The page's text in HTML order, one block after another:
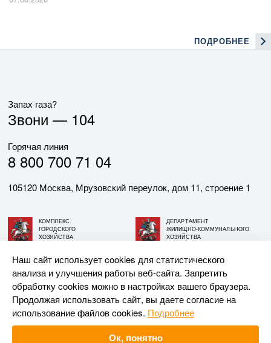
ПОДРОБНЕЕ
Запах газа?
Звони — 104
Горячая линия
8 800 700 71 04
105120 Москва, Мрузовский переулок, дом 11, строение 1
КОМПЛЕКС
ГОРОДСКОГО
ХОЗЯЙСТВА
ДЕПАРТАМЕНТ
ЖИЛИЩНО-КОММУНАЛЬНОГО
ХОЗЯЙСТВА
© АО «МОСГАЗ», 2026. При использовании материалов
ссылка на сайт обязательна.
Разработка и поддержка —Upriver
Наш сайт использует cookies для статистического
анализа и улучшения работы веб-сайта. Запретить
обработку cookies можно в настройках вашего браузера.
Продолжая использовать сайт, вы даете согласие на
использование файлов cookies. Подробнее
Ок, понятно